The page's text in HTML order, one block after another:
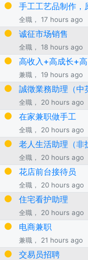
手工工艺品制作，
全職， 17 hours ago
诚征市场销售
全職， 18 hours ago
高收入+高成长+
兼職， 19 hours ago
誠徵業務助理（中
全職， 20 hours ago
在家兼职做手工
全職， 20 hours ago
老人生活助理（非
全職， 20 hours ago
花店前台接待员
全職， 20 hours ago
住宅看护助理
全職， 20 hours ago
电商兼职
兼職， 21 hours ago
交易员招聘